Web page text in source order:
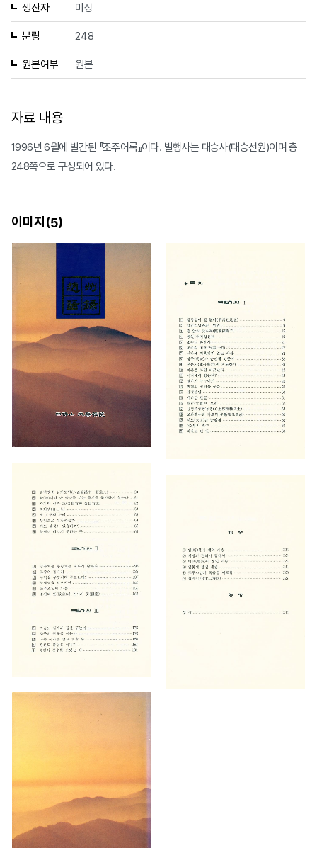
생산자 미상
분량 248
원본여부 원본
자료 내용
1996년 6월에 발간된 『조주어록』이다. 발행사는 대승사(대승선원)이며 총
248쪽으로 구성되어 있다.
이미지(5)